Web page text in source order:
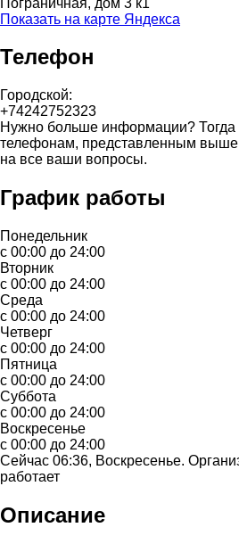
Показать на карте Яндекса
Телефон
Городской:
+74242752323
Нужно больше информации? Тогда
телефонам, представленным выше
на все ваши вопросы.
График работы
Понедельник
с 00:00 до 24:00
Вторник
с 00:00 до 24:00
Среда
с 00:00 до 24:00
Четверг
с 00:00 до 24:00
Пятница
с 00:00 до 24:00
Суббота
с 00:00 до 24:00
Воскресенье
с 00:00 до 24:00
Сейчас 06:36, Воскресенье.
работает
Описание